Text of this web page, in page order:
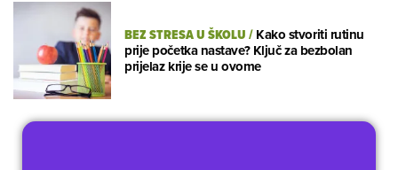
BEZ STRESA U ŠKOLU/Kako stvoriti rutinu
prije početka nastave? Ključ za bezbolan
prijelaz krije se u ovome